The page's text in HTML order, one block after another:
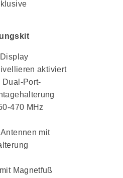
aktiviert
Dual-Port-
470 MHz
mit
Magnetfuß